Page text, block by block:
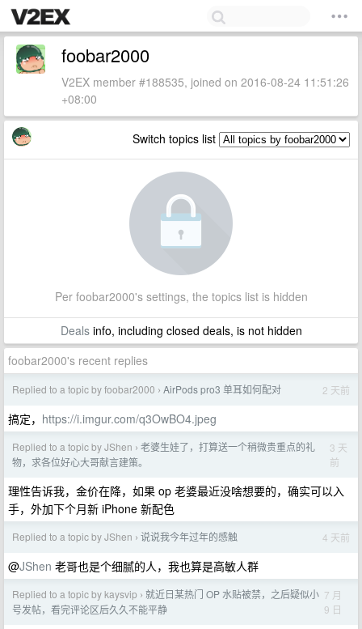
foobar2000
V2EX member #188535, joined on 2016-08-24 11:51:26
+08:00
Switch topics list
Per foobar2000's settings, the topics list is hidden
Dealsinfo, including closed deals, is not hidden
foobar2000's recent replies
Replied to a topic by foobar2000 › AirPods pro3 单耳如何配对 2 天前
搞定， https://i.imgur.com/q3OwBO4.jpeg
Replied to a topic by JShen › 老婆生娃了，打算送一个稍微贵重点的礼
物，求各位好心大哥献言建策。
3 天
前
理性告诉我，金价在降，如果 op 老婆最近没啥想要的，确实可以入
手，外加下个月新 iPhone 新配色
Replied to a topic by JShen › 说说我今年过年的感触 4 天前
@JShen 老哥也是个细腻的人，我也算是高敏人群
Replied to a topic by kaysvip › 就近日某热门 OP 水贴被禁，之后疑似小
号发帖，看完评论区后久久不能平静
7 月
9 日